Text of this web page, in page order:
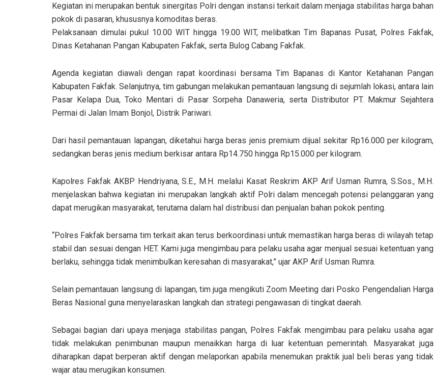
Kegiatan ini merupakan bentuk sinergitas Polri dengan instansi terkait dalam menjaga stabilitas harga bahan
pokok di pasaran, khususnya komoditas beras.
Pelaksanaan dimulai pukul 10.00 WIT hingga 19.00 WIT, melibatkan Tim Bapanas Pusat, Polres Fakfak,
Dinas Ketahanan Pangan Kabupaten Fakfak, serta Bulog Cabang Fakfak.
Agenda kegiatan diawali dengan rapat koordinasi bersama Tim Bapanas di Kantor Ketahanan Pangan
Kabupaten Fakfak. Selanjutnya, tim gabungan melakukan pemantauan langsung di sejumlah lokasi, antara lain
Pasar Kelapa Dua, Toko Mentari di Pasar Sorpeha Danaweria, serta Distributor PT. Makmur Sejahtera
Permai di Jalan Imam Bonjol, Distrik Pariwari.
Dari hasil pemantauan lapangan, diketahui harga beras jenis premium dijual sekitar Rp16.000 per kilogram,
sedangkan beras jenis medium berkisar antara Rp14.750 hingga Rp15.000 per kilogram.
Kapolres Fakfak AKBP Hendriyana, S.E., M.H. melalui Kasat Reskrim AKP Arif Usman Rumra, S.Sos., M.H.
menjelaskan bahwa kegiatan ini merupakan langkah aktif Polri dalam mencegah potensi pelanggaran yang
dapat merugikan masyarakat, terutama dalam hal distribusi dan penjualan bahan pokok penting.
“Polres Fakfak bersama tim terkait akan terus berkoordinasi untuk memastikan harga beras di wilayah tetap
stabil dan sesuai dengan HET. Kami juga mengimbau para pelaku usaha agar menjual sesuai ketentuan yang
berlaku, sehingga tidak menimbulkan keresahan di masyarakat,” ujar AKP Arif Usman Rumra.
Selain pemantauan langsung di lapangan, tim juga mengikuti Zoom Meeting dari Posko Pengendalian Harga
Beras Nasional guna menyelaraskan langkah dan strategi pengawasan di tingkat daerah.
Sebagai bagian dari upaya menjaga stabilitas pangan, Polres Fakfak mengimbau para pelaku usaha agar
tidak melakukan penimbunan maupun menaikkan harga di luar ketentuan pemerintah. Masyarakat juga
diharapkan dapat berperan aktif dengan melaporkan apabila menemukan praktik jual beli beras yang tidak
wajar atau merugikan konsumen.